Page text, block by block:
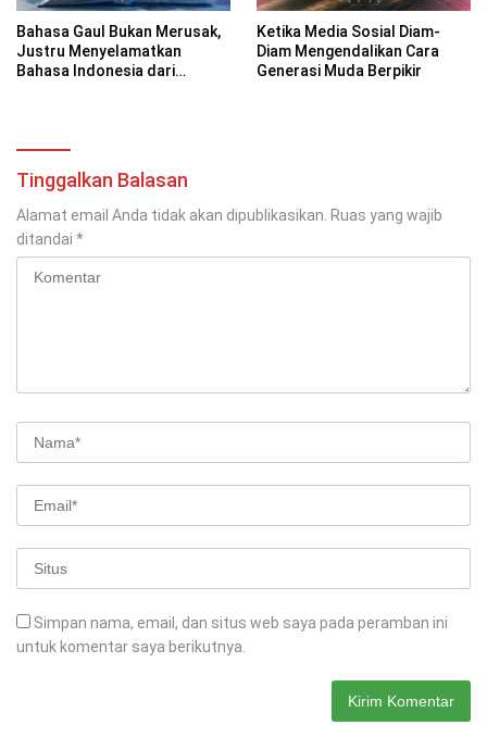
Bahasa Gaul Bukan Merusak,
Justru Menyelamatkan
Bahasa Indonesia dari
Ketika Media Sosial Diam-
Diam Mengendalikan Cara
Generasi Muda Berpikir
Tinggalkan Balasan
Alamat email Anda tidak akan dipublikasikan. Ruas yang wajib
ditandai *
Simpan nama, email, dan situs web saya pada peramban ini
untuk komentar saya berikutnya.